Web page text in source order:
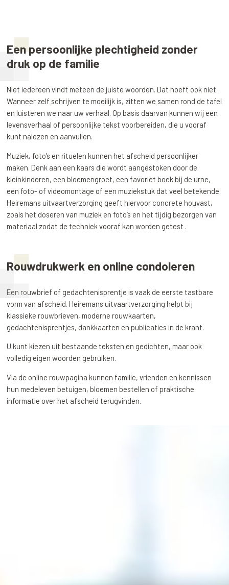
Een persoonlijke plechtigheid zonder
druk op de familie
Niet iedereen vindt meteen de juiste woorden. Dat hoeft ook niet.
Wanneer zelf schrijven te moeilijk is, zitten we samen rond de tafel
en luisteren we naar uw verhaal. Op basis daarvan kunnen wij een
levensverhaal of persoonlijke tekst voorbereiden, die u vooraf
kunt nalezen en aanvullen.
Muziek, foto’s en rituelen kunnen het afscheid persoonlijker
maken. Denk aan een kaars die wordt aangestoken door de
kleinkinderen, een bloemengroet, een favoriet boek bij de urne,
een foto- of videomontage of een muziekstuk dat veel betekende.
Heiremans uitvaartverzorging geeft hiervoor concrete houvast,
zoals het doseren van muziek en foto’s en het tijdig bezorgen van
materiaal zodat de techniek vooraf kan worden getest .
Rouwdrukwerk en online condoleren
Een rouwbrief of gedachtenisprentje is vaak de eerste tastbare
vorm van afscheid. Heiremans uitvaartverzorging helpt bij
klassieke rouwbrieven, moderne rouwkaarten,
gedachtenisprentjes, dankkaarten en publicaties in de krant.
U kunt kiezen uit bestaande teksten en gedichten, maar ook
volledig eigen woorden gebruiken.
Via de online rouwpagina kunnen familie, vrienden en kennissen
hun medeleven betuigen, bloemen bestellen of praktische
informatie over het afscheid terugvinden.